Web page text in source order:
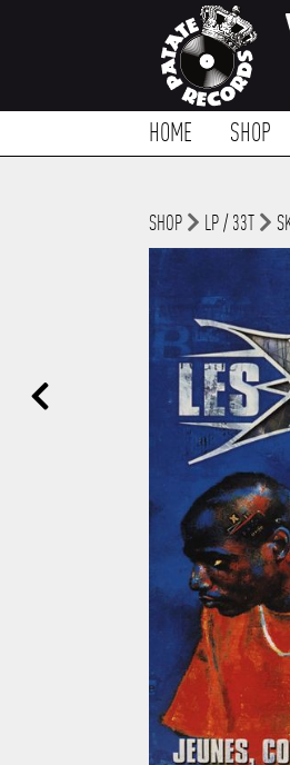
HOME SHOP
SHOP LP / 33T